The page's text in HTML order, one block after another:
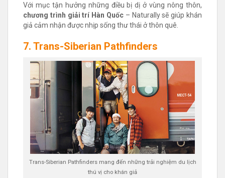
Với mục tận hưởng những điều bị dị ở vùng nông thôn,
chương trình giải trí Hàn Quốc – Naturally sẽ giúp khán
giả cảm nhận được nhịp sống thư thái ở thôn quê.
7. Trans-Siberian Pathfinders
Trans-Siberian Pathfinders mang đến những trải nghiệm du lịch
thú vị cho khán giả